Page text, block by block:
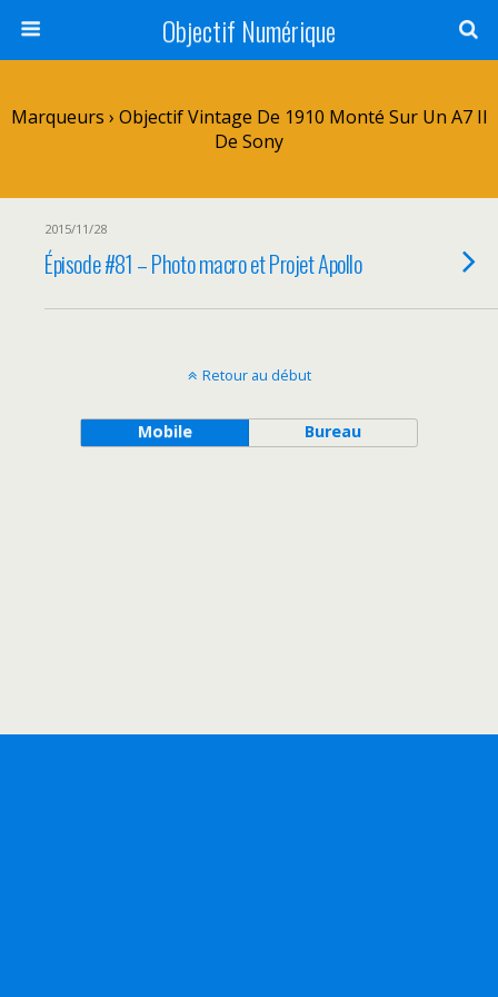
Objectif Numérique
Marqueurs › Objectif Vintage De 1910 Monté Sur Un A7 II
De Sony
2015/11/28
Épisode #81 – Photo macro et Projet Apollo
Retour au début
Mobile Bureau